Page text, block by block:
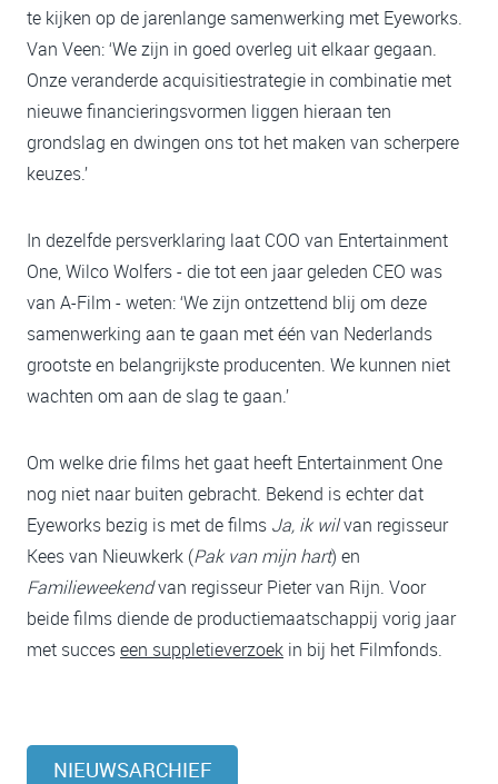
te kijken op de jarenlange samenwerking met Eyeworks.
Van Veen: ‘We zijn in goed overleg uit elkaar gegaan.
Onze veranderde acquisitiestrategie in combinatie met
nieuwe financieringsvormen liggen hieraan ten
grondslag en dwingen ons tot het maken van scherpere
keuzes.’
In dezelfde persverklaring laat COO van Entertainment
One, Wilco Wolfers - die tot een jaar geleden CEO was
van A-Film - weten: ‘We zijn ontzettend blij om deze
samenwerking aan te gaan met één van Nederlands
grootste en belangrijkste producenten. We kunnen niet
wachten om aan de slag te gaan.’
Om welke drie films het gaat heeft Entertainment One
nog niet naar buiten gebracht. Bekend is echter dat
Eyeworks bezig is met de films Ja, ik wilvan regisseur
Kees van Nieuwkerk (Pak van mijn hart) en
Familieweekendvan regisseur Pieter van Rijn. Voor
beide films diende de productiemaatschappij vorig jaar
met succeseen suppletieverzoek in bij het Filmfonds.
NIEUWSARCHIEF